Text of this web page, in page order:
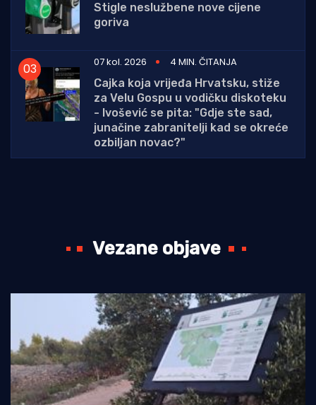
Stigle neslužbene nove cijene
goriva
07 kol. 2026
4 MIN. ČITANJA
Cajka koja vrijeđa Hrvatsku, stiže
za Velu Gospu u vodičku diskoteku
- Ivošević se pita: "Gdje ste sad,
junačine zabranitelji kad se okreće
ozbiljan novac?"
Vezane objave